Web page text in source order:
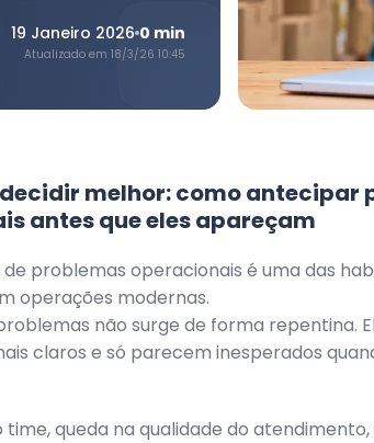
19 Janeiro 2026 0 min
Atualizado em 18/3/26 10:45
melhor: como antecipar
antes que eles apareçam
problemas operacionais é uma das
operações modernas.
não surge de forma repentina.
claros e só parecem inesperados
queda na qualidade do